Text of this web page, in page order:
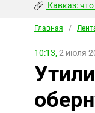
Кавказ:
Главная /
10:13, 2 июля